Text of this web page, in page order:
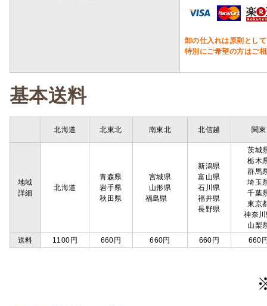
卸の仕入れは原則とし
特別にご希望の方はご
基本送料
北海道 北東北 南東北 北信越 関東
地域
詳細
北海道
青森県
岩手県
秋田県
宮城県
山形県
福島県
新潟県
富山県
石川県
福井県
長野県
茨城
栃木
群馬
埼玉
千葉
東京
神奈
山梨
送料
1100円 660円 660円 660円 660